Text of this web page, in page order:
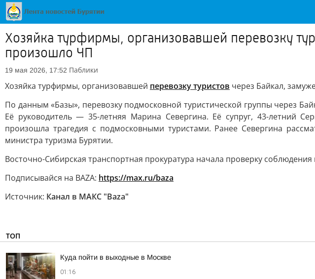
Хозяйка турфирмы, организовавшей перевозку
произошло ЧП
19 мая 2026, 17:52 Паблики
Хозяйка турфирмы, организовавшей перевозку туристов через Байкал,
По данным «Базы», перевозку подмосковной туристической группы через
Её руководитель — 35-летняя Марина Севергина. Её супруг, 43-летний
произошла трагедия с подмосковными туристами. Ранее Севергина
министра туризма Бурятии.
Восточно-Сибирская транспортная прокуратура начала проверку
Подписывайся на BAZA: https://max.ru/baza
Источник: Канал в МАКС "Baza"
ТОП
Куда пойти в выходные в Москве
01:16